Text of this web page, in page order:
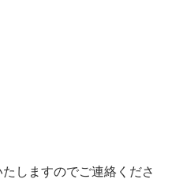
しますのでご連絡くださ